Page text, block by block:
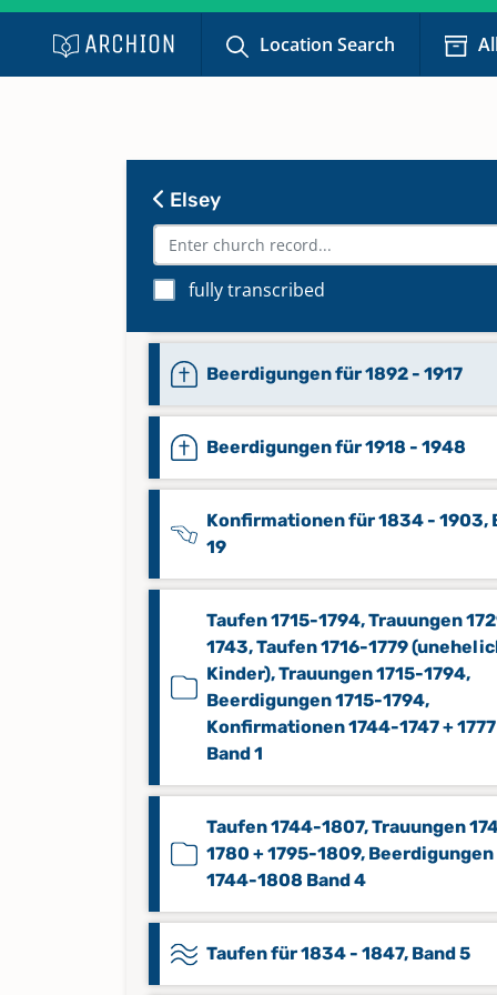
Location Search
Elsey
fully transcribed
Beerdigungen für 1834 - 1853,
17
18
Beerdigungen für 1892 - 1917
Beerdigungen für 1918 - 1948
Konfirmationen für 1834 - 1903,
19
Taufen 1715-1794, Trauungen
1743, Taufen 1716-1779
Kinder), Trauungen 1715-1794,
Beerdigungen 1715-1794,
Konfirmationen 1744-1747 + 1777
Band 1
Taufen 1744-1807, Trauungen
1780 + 1795-1809, Beerdigungen
1744-1808 Band 4
Taufen für 1834 - 1847, Band 5